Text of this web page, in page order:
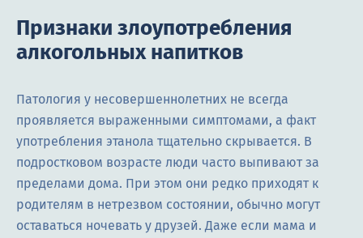
Признаки злоупотребления
алкогольных напитков
Патология у несовершеннолетних не всегда
проявляется выраженными симптомами, а факт
употребления этанола тщательно скрывается. В
подростковом возрасте люди часто выпивают за
пределами дома. При этом они редко приходят к
родителям в нетрезвом состоянии, обычно могут
оставаться ночевать у друзей. Даже если мама и